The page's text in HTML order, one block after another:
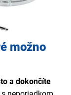
možno
a dokončíte